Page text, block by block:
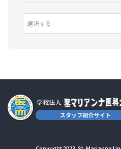
選択する